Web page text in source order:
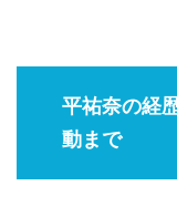
平祐奈の経
動まで